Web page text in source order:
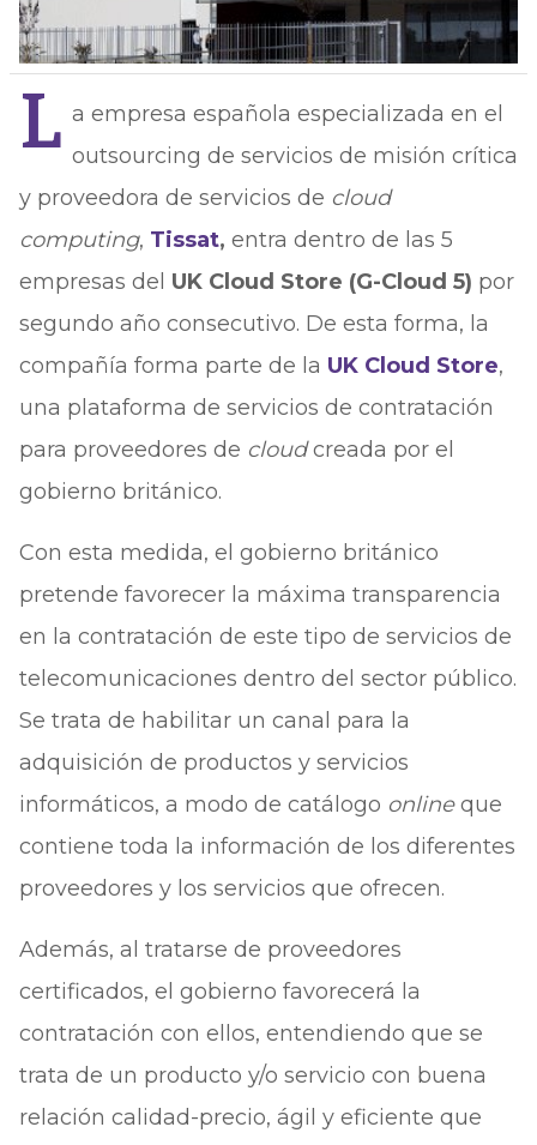
L a empresa española especializada en el
outsourcing de servicios de misión crítica
y proveedora de servicios de cloud
computing, Tissat, entra dentro de las 5
empresas del UK Cloud Store (G-Cloud 5) por
segundo año consecutivo. De esta forma, la
compañía forma parte de la UK Cloud Store,
una plataforma de servicios de contratación
para proveedores de cloudcreada por el
gobierno británico.
Con esta medida, el gobierno británico
pretende favorecer la máxima transparencia
en la contratación de este tipo de servicios de
telecomunicaciones dentro del sector público.
Se trata de habilitar un canal para la
adquisición de productos y servicios
informáticos, a modo de catálogo onlineque
contiene toda la información de los diferentes
proveedores y los servicios que ofrecen.
Además, al tratarse de proveedores
certificados, el gobierno favorecerá la
contratación con ellos, entendiendo que se
trata de un producto y/o servicio con buena
relación calidad-precio, ágil y eficiente que